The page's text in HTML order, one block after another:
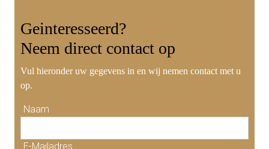
Geinteresseerd?
Neem direct contact op
Vul hieronder uw gegevens in en wij nemen contact met u
op.
Naam
E-Mailadres